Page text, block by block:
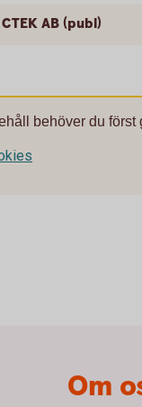
AB (publ)
behöver du
Om